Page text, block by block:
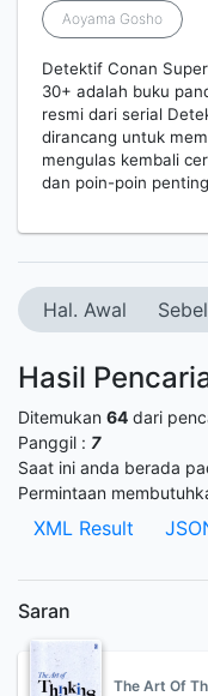
Aoyama Gosho
Detektif Conan
30+ adalah buku
resmi dari serial
dirancang untuk
mengulas kembali
dan poin-poin
Hal. Awal
Hasil
Ditemukan 64 dari
Panggil : 7
Saat ini anda berada
Permintaan
XML Result
Saran
The Art Of